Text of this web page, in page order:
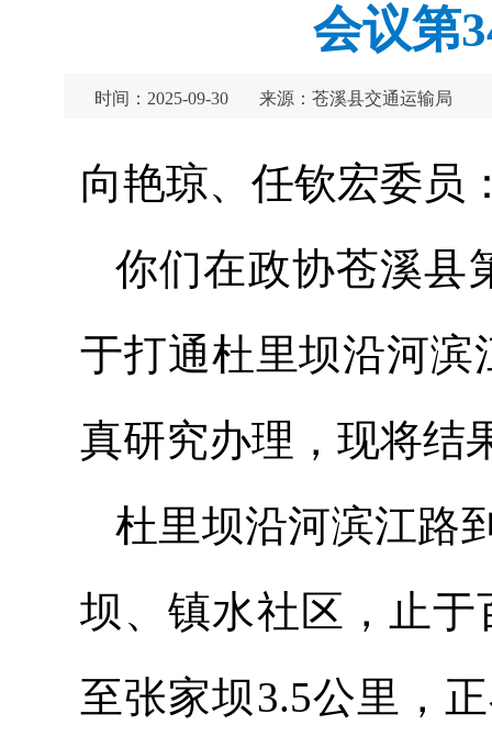
会议第
时间：2025-09-30 来源：苍溪县交通运输局
向艳琼、任钦宏委员
你们在政协苍溪县
于打通杜里坝沿河滨
真研究办理，现将结
杜里坝沿河滨江路
坝、镇水社区，止
至张家坝3.5公里，